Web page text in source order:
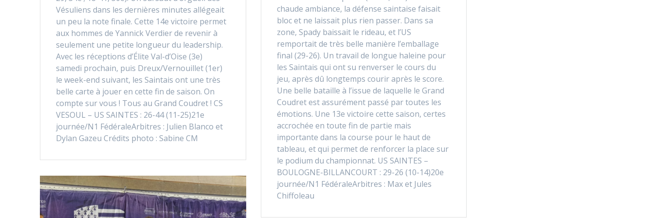
Vésuliens dans les dernières minutes allégeait
un peu la note finale. Cette 14e victoire permet
aux hommes de Yannick Verdier de revenir à
seulement une petite longueur du leadership.
Avec les réceptions d’Élite Val-d’Oise (3e)
samedi prochain, puis Dreux/Vernouillet (1er)
le week-end suivant, les Saintais ont une très
belle carte à jouer en cette fin de saison. On
compte sur vous ! Tous au Grand Coudret ! CS
VESOUL – US SAINTES : 26-44 (11-25)21e
journée/N1 FédéraleArbitres : Julien Blanco et
Dylan Gazeu Crédits photo : Sabine CM
chaude ambiance, la défense saintaise faisait
bloc et ne laissait plus rien passer. Dans sa
zone, Spady baissait le rideau, et l’US
remportait de très belle manière l’emballage
final (29-26). Un travail de longue haleine pour
les Saintais qui ont su renverser le cours du
jeu, après dû longtemps courir après le score.
Une belle bataille à l’issue de laquelle le Grand
Coudret est assurément passé par toutes les
émotions. Une 13e victoire cette saison, certes
accrochée en toute fin de partie mais
importante dans la course pour le haut de
tableau, et qui permet de renforcer la place sur
le podium du championnat. US SAINTES –
BOULOGNE-BILLANCOURT : 29-26 (10-14)20e
journée/N1 FédéraleArbitres : Max et Jules
Chiffoleau